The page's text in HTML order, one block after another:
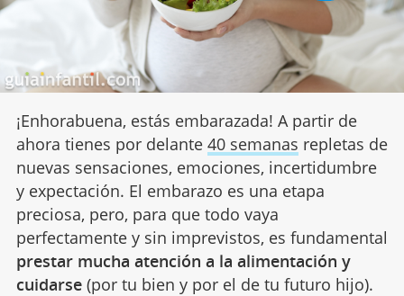
¡Enhorabuena, estás embarazada! A partir de
ahora tienes por delante 40 semanas repletas de
nuevas sensaciones, emociones, incertidumbre
y expectación. El embarazo es una etapa
preciosa, pero, para que todo vaya
perfectamente y sin imprevistos, es fundamental
prestar mucha atención a la alimentación y
cuidarse(por tu bien y por el de tu futuro hijo).